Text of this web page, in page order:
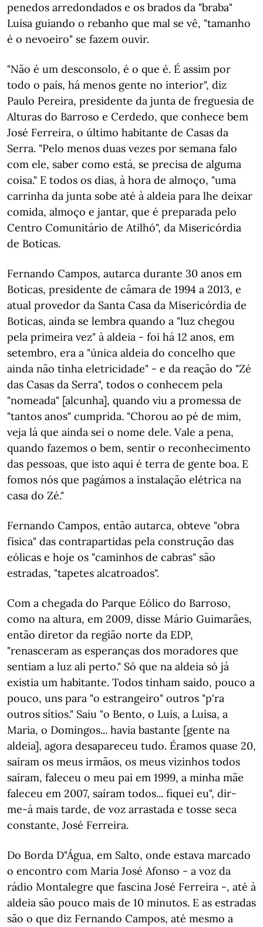
penedos arredondados e os brados da "braba"
Luísa guiando o rebanho que mal se vê, "tamanho
é o nevoeiro" se fazem ouvir.
"Não é um desconsolo, é o que é. É assim por
todo o país, há menos gente no interior", diz
Paulo Pereira, presidente da junta de freguesia de
Alturas do Barroso e Cerdedo, que conhece bem
José Ferreira, o último habitante de Casas da
Serra. "Pelo menos duas vezes por semana falo
com ele, saber como está, se precisa de alguma
coisa." E todos os dias, à hora de almoço, "uma
carrinha da junta sobe até à aldeia para lhe deixar
comida, almoço e jantar, que é preparada pelo
Centro Comunitário de Atilhó", da Misericórdia
de Boticas.
Fernando Campos, autarca durante 30 anos em
Boticas, presidente de câmara de 1994 a 2013, e
atual provedor da Santa Casa da Misericórdia de
Boticas, ainda se lembra quando a "luz chegou
pela primeira vez" à aldeia - foi há 12 anos, em
setembro, era a "única aldeia do concelho que
ainda não tinha eletricidade" - e da reação do "Zé
das Casas da Serra", todos o conhecem pela
"nomeada" [alcunha], quando viu a promessa de
"tantos anos" cumprida. "Chorou ao pé de mim,
veja lá que ainda sei o nome dele. Vale a pena,
quando fazemos o bem, sentir o reconhecimento
das pessoas, que isto aqui é terra de gente boa. E
fomos nós que pagámos a instalação elétrica na
casa do Zé."
Fernando Campos, então autarca, obteve "obra
física" das contrapartidas pela construção das
eólicas e hoje os "caminhos de cabras" são
estradas, "tapetes alcatroados".
Com a chegada do Parque Eólico do Barroso,
como na altura, em 2009, disse Mário Guimarães,
então diretor da região norte da EDP,
"renasceram as esperanças dos moradores que
sentiam a luz ali perto." Só que na aldeia só já
existia um habitante. Todos tinham saído, pouco a
pouco, uns para "o estrangeiro" outros "p'ra
outros sítios." Saiu "o Bento, o Luís, a Luísa, a
Maria, o Domingos... havia bastante [gente na
aldeia], agora desapareceu tudo. Éramos quase 20,
saíram os meus irmãos, os meus vizinhos todos
saíram, faleceu o meu pai em 1999, a minha mãe
faleceu em 2007, saíram todos... fiquei eu", dir-
me-á mais tarde, de voz arrastada e tosse seca
constante, José Ferreira.
Do Borda D"Água, em Salto, onde estava marcado
o encontro com Maria José Afonso - a voz da
rádio Montalegre que fascina José Ferreira -, até à
aldeia são pouco mais de 10 minutos. E as estradas
são o que diz Fernando Campos, até mesmo a